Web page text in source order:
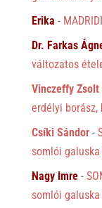
Erika -
Dr. Farkas
változatos
Vinczeffy Zsolt
erdélyi borász,
Csíki Sándor-
somlói
Nagy Imre-
somlói